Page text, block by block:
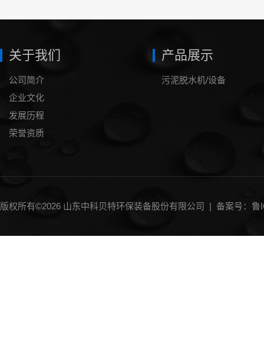
关于我们
公司简介
企业文化
发展历程
荣誉资质
产品展示
污泥脱水机/设备
版权所有©2026 山东中科贝特环保装备股份有限公司 | 备案号：鲁